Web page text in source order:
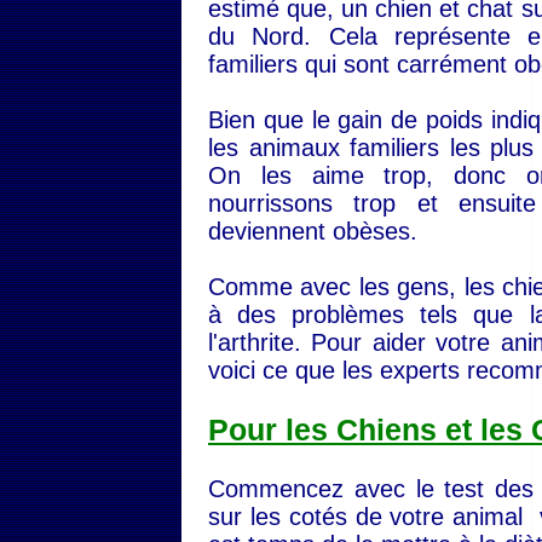
estimé que, un chien et chat
du Nord. Cela représente
familiers qui sont carrément
Bien que le gain de poids
les animaux familiers les
On les aime trop, donc
nourrissons trop et
deviennent obèses.
Comme avec les gens, les
à des problèmes tels que
l'arthrite. Pour aider votre
voici ce que les experts
Pour les Chiens et les
Commencez avec le test
sur les cotés de votre animal